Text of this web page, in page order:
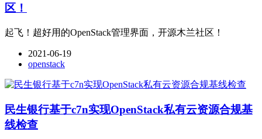
区！
起飞！超好用的OpenStack管理界面，开源木兰社区！
2021-06-19
openstack
民生银行基于c7n实现OpenStack私有云资源合规基
线检查